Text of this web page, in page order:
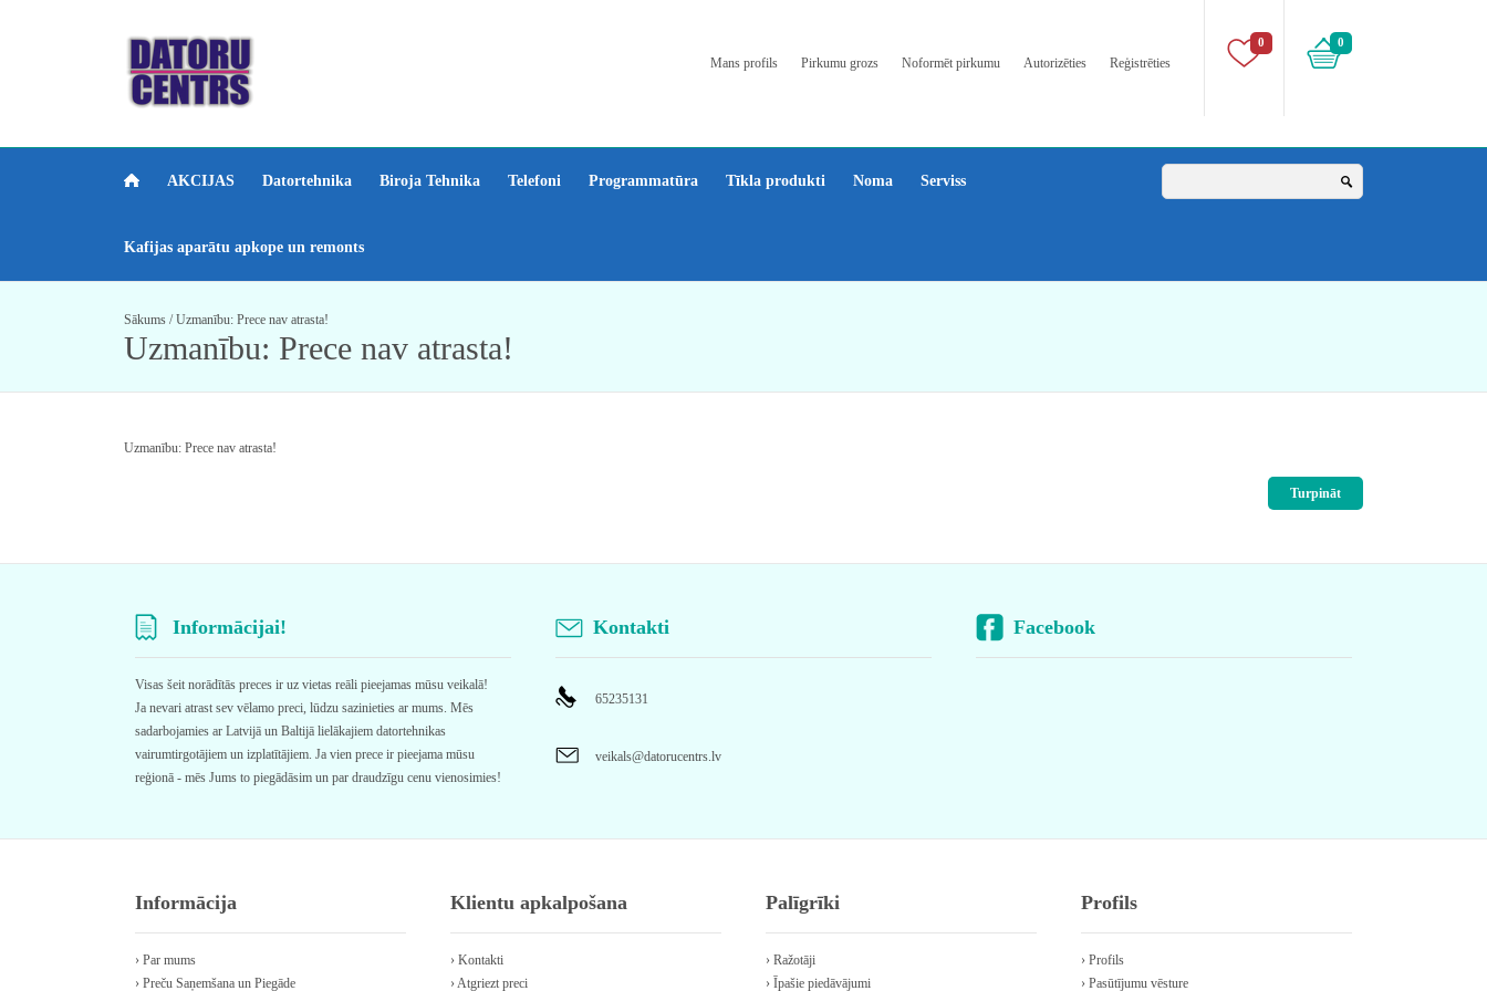
0 0
Mans profils Pirkumu grozs Noformēt pirkumu Autorizēties Reģistrēties
AKCIJAS Datortehnika Biroja Tehnika Telefoni Programmatūra Tīkla produkti Noma Serviss
Kafijas aparātu apkope un remonts
Sākums /Uzmanību: Prece nav atrasta!
Uzmanību: Prece nav atrasta!
Uzmanību: Prece nav atrasta!
Turpināt
Informācijai!
Visas šeit norādītās preces ir uz vietas reāli pieejamas mūsu veikalā!
Ja nevari atrast sev vēlamo preci, lūdzu sazinieties ar mums. Mēs
sadarbojamies ar Latvijā un Baltijā lielākajiem datortehnikas
vairumtirgotājiem un izplatītājiem. Ja vien prece ir pieejama mūsu
reģionā - mēs Jums to piegādāsim un par draudzīgu cenu vienosimies!
Kontakti
65235131
veikals@datorucentrs.lv
Facebook
Informācija
› Par mums
› Preču Saņemšana un Piegāde
Klientu apkalpošana
› Kontakti
› Atgriezt preci
Palīgrīki
› Ražotāji
› Īpašie piedāvājumi
Profils
› Profils
› Pasūtījumu vēsture